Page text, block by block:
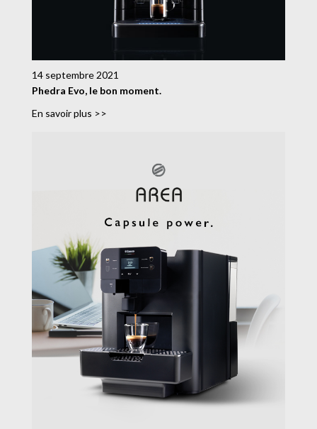
14 septembre 2021
Phedra Evo, le bon moment.
En savoir plus >>